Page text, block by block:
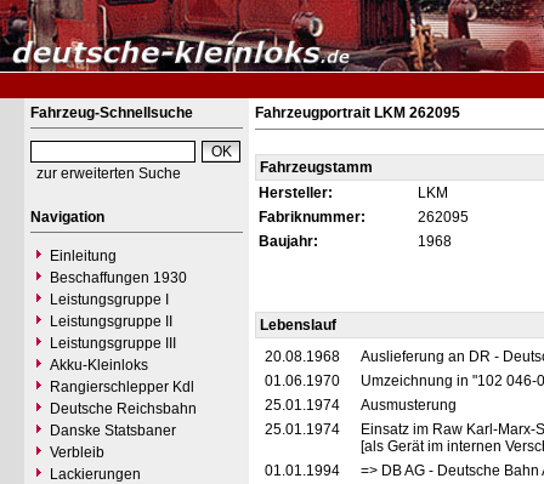
Fahrzeug-Schnellsuche
zur erweiterten Suche
Navigation
Einleitung
Beschaffungen 1930
Leistungsgruppe I
Leistungsgruppe II
Leistungsgruppe III
Akku-Kleinloks
Rangierschlepper Kdl
Deutsche Reichsbahn
Danske Statsbaner
Verbleib
Lackierungen
Fahrzeugportrait LKM 262095
Fahrzeugstamm
Hersteller:
LKM
Fabriknummer:
262095
Baujahr:
1968
Lebenslauf
20.08.1968
Auslieferung an DR -
01.06.1970
Umzeichnung in "102 046-
25.01.1974
Ausmusterung
25.01.1974
Einsatz im Raw Karl-Marx-
[als Gerät im internen
01.01.1994
=> DB AG - Deutsche